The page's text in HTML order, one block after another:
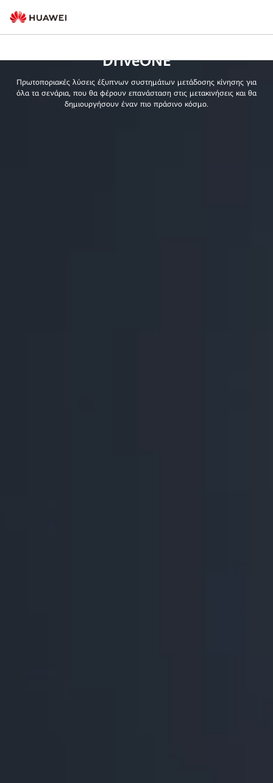
DriveONE
Πρωτοποριακές λύσεις έξυπνων συστημάτων μετάδοσης κίνησης για
όλα τα σενάρια, που θα φέρουν επανάσταση στις μετακινήσεις και θα
δημιουργήσουν έναν πιο πράσινο κόσμο.